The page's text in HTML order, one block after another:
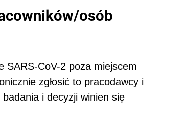
osób
SARS-CoV-2 poza miejscem
zgłosić to pracodawcy i
i decyzji winien się